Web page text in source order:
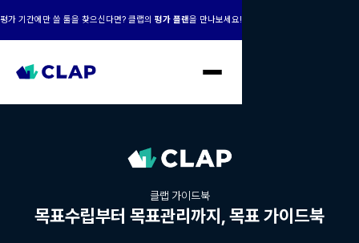
평가 기간에만 쓸 툴을 찾으신다면? 클랩의 평가 플랜을 만나보세요!
클랩 가이드북
목표수립부터 목표관리까지, 목표 가이드북